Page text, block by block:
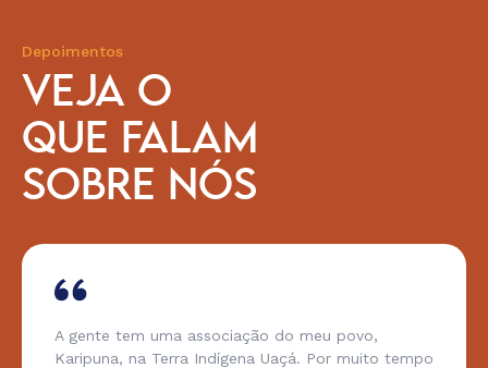
Depoimentos
VEJA O
QUE FALAM
SOBRE NÓS
A gente tem uma associação do meu povo,
Karipuna, na Terra Indígena Uaçá. Por muito tempo